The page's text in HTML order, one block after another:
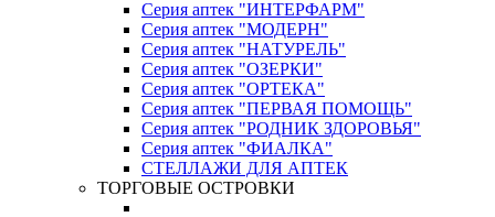
Серия аптек "ИНТЕРФАРМ"
Серия аптек "МОДЕРН"
Серия аптек "НАТУРЕЛЬ"
Серия аптек "ОЗЕРКИ"
Серия аптек "ОРТЕКА"
Серия аптек "ПЕРВАЯ ПОМОЩЬ"
Серия аптек "РОДНИК ЗДОРОВЬЯ"
Серия аптек "ФИАЛКА"
СТЕЛЛАЖИ ДЛЯ АПТЕК
ТОРГОВЫЕ ОСТРОВКИ